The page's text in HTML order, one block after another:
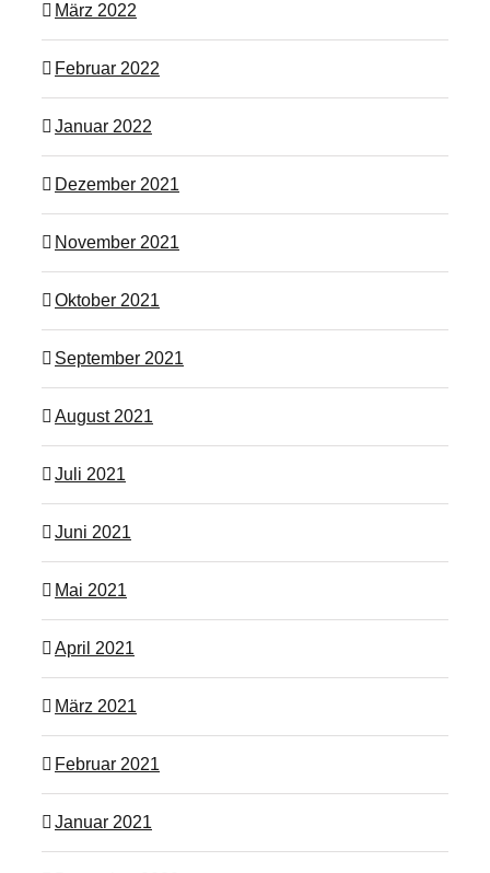
März 2022
Februar 2022
Januar 2022
Dezember 2021
November 2021
Oktober 2021
September 2021
August 2021
Juli 2021
Juni 2021
Mai 2021
April 2021
März 2021
Februar 2021
Januar 2021